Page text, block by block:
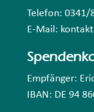
Telefon: 0341/
E-Mail:
Empfänger:
IBAN: DE 94